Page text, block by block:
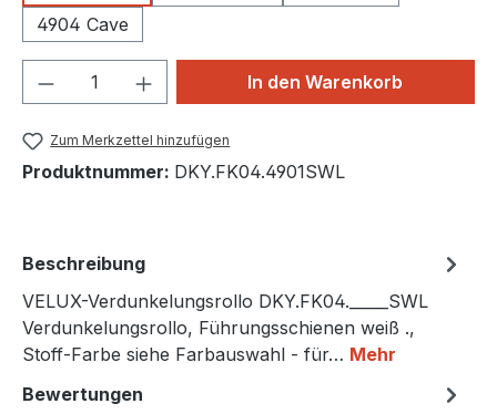
4904 Cave
Produkt Anzahl: Gib denIn den Warenkorb
Zum Merkzettel hinzufügen
Produktnummer: DKY.FK04.4901SWL
Beschreibung
VELUX-Verdunkelungsrollo DKY.FK04._____SWL
Verdunkelungsrollo, Führungsschienen weiß .,
Stoff-Farbe siehe Farbauswahl - für… Mehr
Bewertungen